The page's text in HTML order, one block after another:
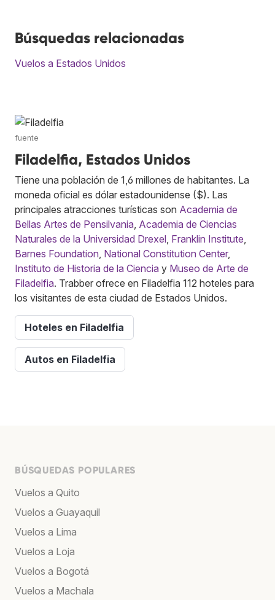
Búsquedas relacionadas
Vuelos a Estados Unidos
fuente
Filadelfia, Estados Unidos
Tiene una población de 1,6 millones de habitantes. La
moneda oficial es dólar estadounidense ($). Las
principales atracciones turísticas son Academia de
Bellas Artes de Pensilvania Academia de Ciencias
Naturales de la Universidad Drexel Franklin Institute
Barnes Foundation National Constitution Center,
Instituto de Historia de la Ciencia y Museo de Arte de
Filadelfia. Trabber ofrece en Filadelfia 112 hoteles para
los visitantes de esta ciudad de Estados Unidos.
Hoteles en Filadelfia
Autos en Filadelfia
BÚSQUEDAS POPULARES
Vuelos a Quito
Vuelos a Guayaquil
Vuelos a Lima
Vuelos a Loja
Vuelos a Bogotá
Vuelos a Machala